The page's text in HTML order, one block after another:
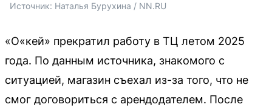
Источник: Наталья Бурухина / NN.RU
«О«кей» прекратил работу в ТЦ летом 2025
года. По данным источника, знакомого с
ситуацией, магазин съехал из-за того, что не
смог договориться с арендодателем. После